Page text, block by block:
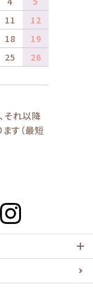
11
12
18
19
25
26
それ以降
す（最短